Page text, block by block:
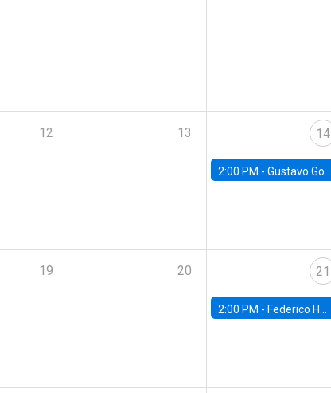
12 13 14
2:00 PM - Gustavo González - Banco Central de Chile
19 20 21
2:00 PM - Federico Huneeus - Banco Central de Chile